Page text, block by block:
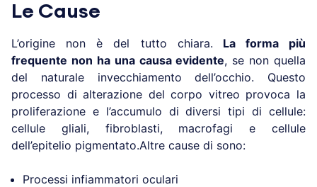
Le Cause
L’origine non è del tutto chiara. La forma più
frequente non ha una causa evidente, se non quella
del naturale invecchiamento dell’occhio. Questo
processo di alterazione del corpo vitreo provoca la
proliferazione e l’accumulo di diversi tipi di cellule:
cellule gliali, fibroblasti, macrofagi e cellule
dell’epitelio pigmentato.Altre cause di sono:
Processi infiammatori oculari